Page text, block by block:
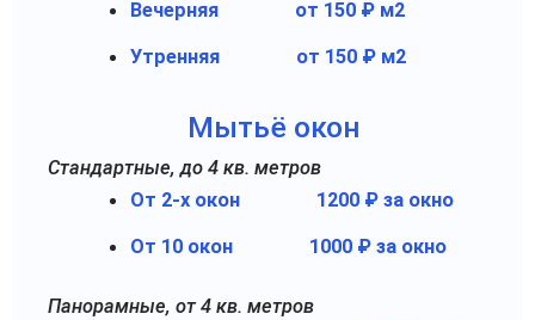
Вечерняя от 150 ₽ м2
Утренняя от 150 ₽ м2
Мытьё окон
Стандартные, до 4 кв. метров
От 2-х окон
1200 ₽ за окно
От 10 окон 1000 ₽ за окно
Панорамные, от 4 кв. метров